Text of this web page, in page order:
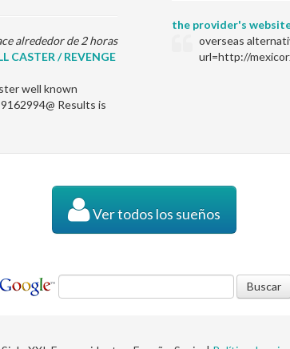
alrededor de 2 horas
CASTER / REVENGE
well known
Results is
the provider's
overseas
url=http://
Ver todos los sueños